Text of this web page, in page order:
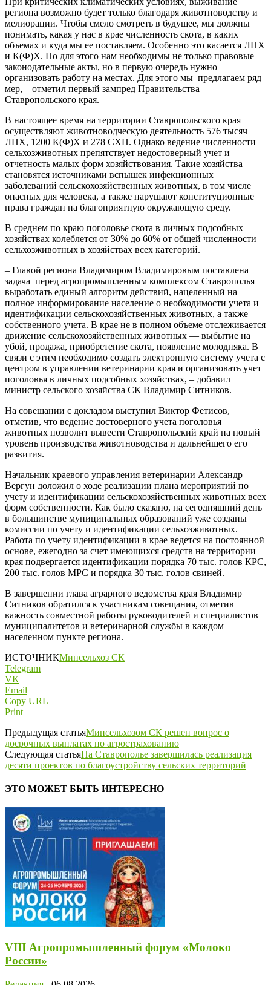
региона возможно будет только благодаря животноводству и
мелиорации. Чтобы смело смотреть в будущее, мы должны
понимать, какая у нас в крае численность скота, в каких
объемах и куда мы ее поставляем. Особенно это касается ЛПХ
и К(Ф)Х. Но для этого нам необходимы не только правовые
законодательные акты, но в первую очередь нужно
организовать работу на местах. Для этого мы предлагаем ряд
мер, – отметил первый зампред Правительства
Ставропольского края.
В настоящее время на территории Ставропольского края
осуществляют животноводческую деятельность 576 тысяч
ЛПХ, 1200 К(Ф)Х и 278 СХП. Однако ведение численности
сельхозживотных препятствует недостоверный учет и
отчетность малых форм хозяйствования. Такие хозяйства
становятся источниками вспышек инфекционных
заболеваний сельскохозяйственных животных, в том числе
опасных для человека, а также нарушают конституционные
права граждан на благоприятную окружающую среду.
В среднем по краю поголовье скота в личных подсобных
хозяйствах колеблется от 30% до 60% от общей численности
сельхозживотных в хозяйствах всех категорий.
– Главой региона Владимиром Владимировым поставлена
задача перед агропромышленным комплексом Ставрополья
выработать единый алгоритм действий, нацеленный на
полное информирование население о необходимости учета и
идентификации сельскохозяйственных животных, а также
собственного учета. В крае не в полном объеме отслеживается
движение сельскохозяйственных животных — выбытие на
убой, продажа, приобретение скота, появление молодняка. В
связи с этим необходимо создать электронную систему учета с
центром в управлении ветеринарии края и организовать учет
поголовья в личных подсобных хозяйствах, – добавил
министр сельского хозяйства СК Владимир Ситников.
На совещании с докладом выступил Виктор Фетисов,
отметив, что ведение достоверного учета поголовья
животных позволит вывести Ставропольский край на новый
уровень производства животноводства и дальнейшего его
развития.
Начальник краевого управления ветеринарии Александр
Вергун доложил о ходе реализации плана мероприятий по
учету и идентификации сельскохозяйственных животных всех
форм собственности. Как было сказано, на сегодняшний день
в большинстве муниципальных образований уже созданы
комиссии по учету и идентификации сельхозживотных.
Работа по учету идентификации в крае ведется на постоянной
основе, ежегодно за счет имеющихся средств на территории
края подвергается идентификации порядка 70 тыс. голов КРС,
200 тыс. голов МРС и порядка 30 тыс. голов свиней.
В завершении глава аграрного ведомства края Владимир
Ситников обратился к участникам совещания, отметив
важность совместной работы руководителей и специалистов
муниципалитетов и ветеринарной службы в каждом
населенном пункте региона.
ИСТОЧНИКМинсельхоз СК
Telegram
VK
Email
Copy URL
Print
Предыдущая статьяМинсельхозом СК решен вопрос о
досрочных выплатах по агрострахованию
Следующая статьяНа Ставрополье завершилась реализация
десяти проектов по благоустройству сельских территорий
ЭТО МОЖЕТ БЫТЬ ИНТЕРЕСНО
VIII Агропромышленный форум «Молоко
России»